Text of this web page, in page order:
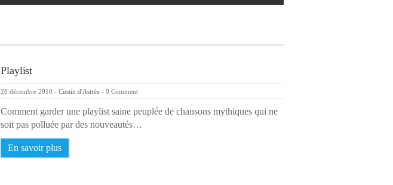
Playlist
28 décembre 2010 - Custin d'Astrée - 0 Comment
Comment garder une playlist saine peuplée de chansons mythiques qui ne
soit pas polluée par des nouveautés…
En savoir plus